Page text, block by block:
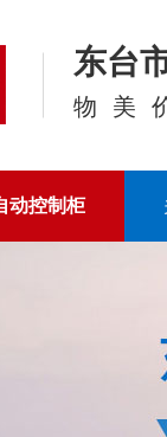
东台
物美
动控制柜